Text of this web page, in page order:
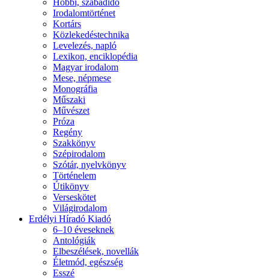
Irodalomtörténet
Kortárs
Közlekedéstechnika
Levelezés, napló
Lexikon, enciklopédia
Magyar irodalom
Mese, népmese
Monográfia
Műszaki
Művészet
Próza
Regény
Szakkönyv
Szépirodalom
Szótár, nyelvkönyv
Történelem
Útikönyv
Verseskötet
Világirodalom
Erdélyi Híradó Kiadó
6–10 éveseknek
Antológiák
Elbeszélések, novellák
Életmód, egészség
Esszé